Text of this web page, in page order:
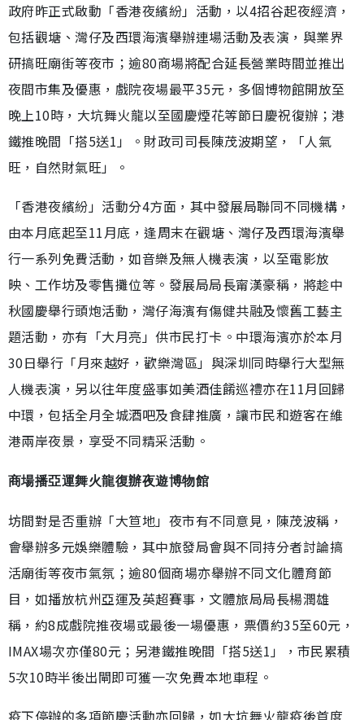
政府昨正式啟動「香港夜繽紛」活動，以4招谷起夜經濟，
包括觀塘、灣仔及西環海濱舉辦連場活動及表演，與業界
研搞旺廟街等夜市；逾80商場將配合延長營業時間並推出
夜間市集及優惠，戲院夜場最平35元，多個博物館開放至
晚上10時，大坑舞火龍以至國慶煙花等節日慶祝復辦；港
鐵推晚間「搭5送1」。財政司司長陳茂波期望，「人氣
旺，自然財氣旺」。
「香港夜繽紛」活動分4方面，其中發展局聯同不同機構，
由本月底起至11月底，逢周末在觀塘、灣仔及西環海濱舉
行一系列免費活動，如音樂及無人機表演，以至電影放
映、工作坊及零售攤位等。發展局局長甯漢豪稱，將趁中
秋國慶舉行頭炮活動，灣仔海濱有傷健共融及懷舊工藝主
題活動，亦有「大月亮」供市民打卡。中環海濱亦於本月
30日舉行「月來越好，歡樂灣區」與深圳同時舉行大型無
人機表演，另以往年度盛事如美酒佳餚巡禮亦在11月回歸
中環，包括全月全城酒吧及食肆推廣，讓市民和遊客在維
港兩岸夜景，享受不同精采活動。
商場播亞運舞火龍復辦夜遊博物館
坊間對是否重辦「大笪地」夜市有不同意見，陳茂波稱，
會舉辦多元娛樂體驗，其中旅發局會與不同持分者討論搞
活廟街等夜市氣氛；逾80個商場亦舉辦不同文化體育節
目，如播放杭州亞運及英超賽事，文體旅局局長楊潤雄
稱，約8成戲院推夜場或最後一場優惠，票價約35至60元，
IMAX場次亦僅80元；另港鐵推晚間「搭5送1」，市民累積
5次10時半後出閘即可獲一次免費本地車程。
疫下停辦的多項節慶活動亦回歸，如大坑舞火龍疫後首度